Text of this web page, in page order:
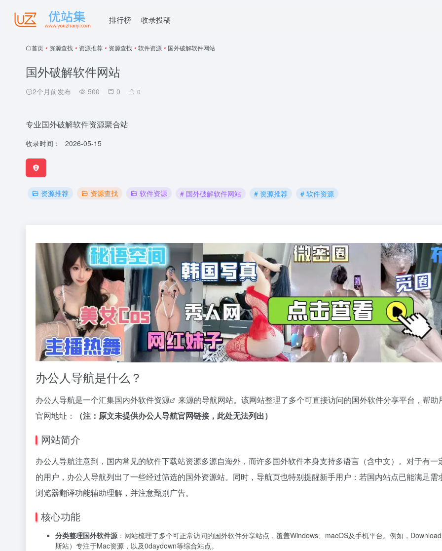
排行榜 收录投稿
首页 • 资源查找 • 资源推荐 • 资源查找 • 软件资源 • 国外破解软件网站
国外破解软件网站
2个月前发布 500 0 0
专业国外破解软件资源聚合站
收录时间： 2026-05-15
资源推荐 资源查找 软件资源 # 国外破解软件网站 # 资源推荐 # 软件资源
办公人导航是什么？
办公人导航是一个汇集国内外软件资源
来源的导航网站。该网站整理了多个可直接访问的国外软件分享平台，帮
官网地址：
（注：原文未提供办公人导航官网链接，此处无法列出）
网站简介
办公人导航注意到，国内常见的软件下载站资源多源自海外，而许多国外软件本身支持多语言（含中文）。对于有
的用户，办公人导航列出了一些经过筛选的国外资源站。同时，导航页也特别提醒新手用户：若国内站点已能满足
浏览器翻译功能辅助理解，并注意甄别广告。
核心功能
分类整理国外软件源 ：网站梳理了多个可正常访问的国外软件分享站点，覆盖Windows、macOS及手机平台。例如，
斯站）专注于Mac资源，以及0daydown等综合站点。